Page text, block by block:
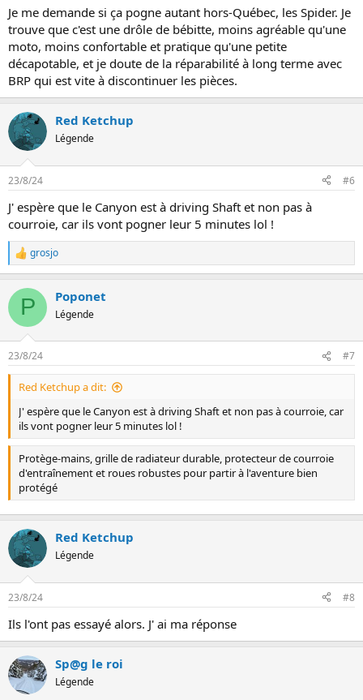
Je me demande si ça pogne autant hors-Québec, les Spider. Je
trouve que c'est une drôle de bébitte, moins agréable qu'une
moto, moins confortable et pratique qu'une petite
décapotable, et je doute de la réparabilité à long terme avec
BRP qui est vite à discontinuer les pièces.
Red Ketchup
Légende
23/8/24 #6
J' espère que le Canyon est à driving Shaft et non pas à
courroie, car ils vont pogner leur 5 minutes lol !
L
e
r
a
i
o
grosjo
P Poponet
Légende
23/8/24 #7
Red Ketchup a dit:
J' espère que le Canyon est à driving Shaft et non pas à courroie, car
ils vont pogner leur 5 minutes lol !
Protège-mains, grille de radiateur durable, protecteur de courroie
d'entraînement et roues robustes pour partir à l'aventure bien
protégé
Red Ketchup
Légende
23/8/24 #8
Ils l'ont pas essayé alors. J' ai ma réponse
Sp@g le roi
Légende